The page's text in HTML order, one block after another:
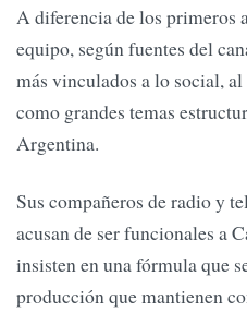
A diferencia de los primeros
equipo, según fuentes del
más vinculados a lo social,
como grandes temas
Argentina.
Sus compañeros de radio y
acusan de ser funcionales a
insisten en una fórmula que
producción que mantienen